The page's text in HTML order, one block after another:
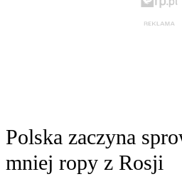
Polska zaczyna
mniej ropy z Rosji